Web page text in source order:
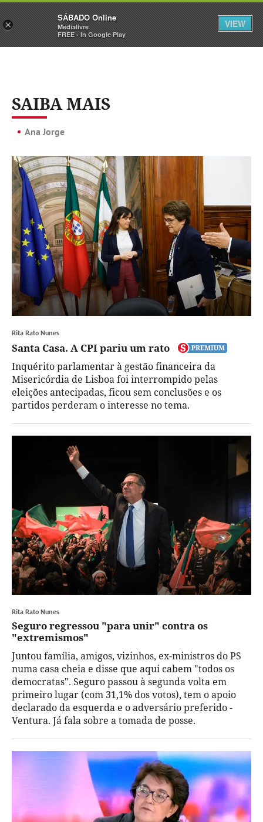
Sábado Assine Iniciar Sessão
SAIBA MAIS
Ana Jorge
Rita Rato Nunes
Santa Casa. A CPI pariu um rato
Inquérito parlamentar à gestão financeira da
Misericórdia de Lisboa foi interrompido pelas
eleições antecipadas, ficou sem conclusões e os
partidos perderam o interesse no tema.
Rita Rato Nunes
Seguro regressou "para unir" contra os
"extremismos"
Juntou família, amigos, vizinhos, ex-ministros do PS
numa casa cheia e disse que aqui cabem "todos os
democratas". Seguro passou à segunda volta em
primeiro lugar (com 31,1% dos votos), tem o apoio
declarado da esquerda e o adversário preferido -
Ventura. Já fala sobre a tomada de posse.
×
SÁBADO Online
Medialivre
FREE - In Google Play
VIEW